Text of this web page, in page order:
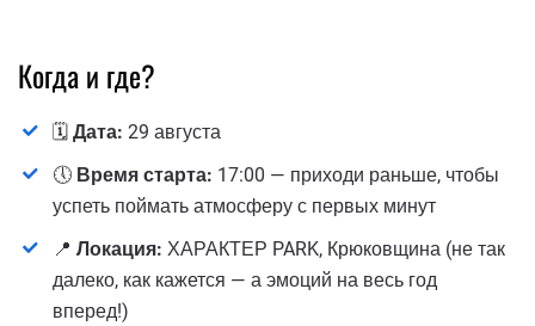
Когда и где?
🗓️ Дата: 29 августа
🕔 Время старта: 17:00 — приходи раньше, чтобы
успеть поймать атмосферу с первых минут
📍 Локация: ХАРАКТЕР PARK, Крюковщина (не так
далеко, как кажется — а эмоций на весь год
вперед!)